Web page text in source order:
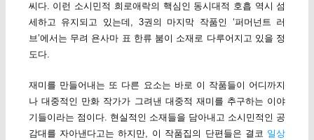
씨다. 이런 소시민적 희로애락의 핵심인 동시대적 호흡 역시 섬
세하고 유지되고 있는데, 3권의 마지막 작품인 ‘퍼머넌트 러
브’에서는 무려 욘사마 표 한류 붐이 소재로 다루어지고 있을 정
도다.
재미를 만들어내는 또 다른 요소는 바로 이 작품들이 어디까지
나 대중적인 만화 작가가 그려낸 대중적 재미를 추구하는 이야
기들이라는 점이다. 현실적인 소재들을 담아내고 소시민적인 공
감대를 자아낸다고는 하지만, 이 작품집의 단편들은 결코 일상